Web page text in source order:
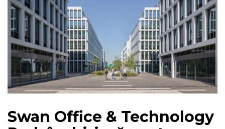
Swan Office & Technology